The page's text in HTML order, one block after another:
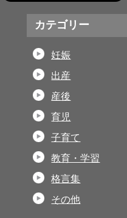
カテゴリー
妊娠
出産
産後
育児
子育て
教育・学習
格言集
その他